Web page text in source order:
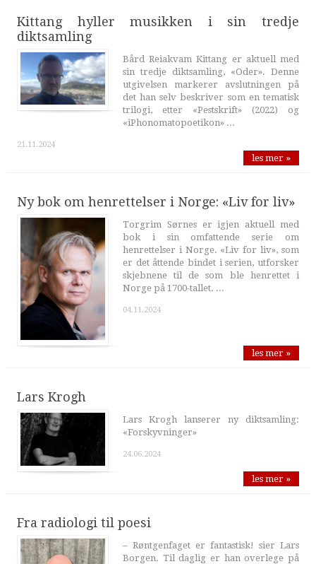
Kittang hyller musikken i sin tredje
diktsamling
Bård Reiakvam Kittang er aktuell med
sin tredje diktsamling, «Oder». Denne
utgivelsen markerer avslutningen på
det han selv beskriver som en tematisk
trilogi, etter «Pestskrift» (2022) og
«iPhonomatopoetikon» ...
21.11.2024
les mer »
Ny bok om henrettelser i Norge: «Liv for liv»
Torgrim Sørnes er igjen aktuell med
bok i sin omfattende serie om
henrettelser i Norge. «Liv for liv», som
er det åttende bindet i serien, utforsker
skjebnene til de som ble henrettet i
Norge på 1700-tallet. ...
04.11.2024
les mer »
Lars Krogh
Lars Krogh lanserer ny diktsamling:
«Forskyvninger»
24.06.2024
les mer »
Fra radiologi til poesi
– Røntgenfaget er fantastisk! sier Lars
Borgen. Til daglig er han overlege på